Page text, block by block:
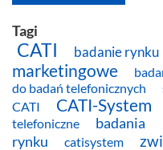
Tagi
CATI badanie rynku
marketingowe
do badań telefonicznych
CATI
CATI-System
telefoniczne
badania
rynku
catisystem